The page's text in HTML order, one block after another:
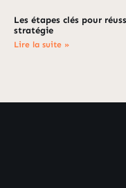
Les étapes clés pour
stratégie
Lire la suite »